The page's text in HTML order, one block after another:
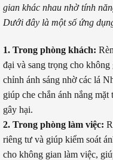
gian khác nhau nhờ tính
Dưới đây là một số ứng
1. Trong phòng khách:
đại và sang trọng cho
chỉnh ánh sáng nhờ các lá
giúp che chắn ánh nắng
gây hại.
2. Trong phòng làm việc:
riêng tư và giúp kiểm soát
cho không gian làm việc,